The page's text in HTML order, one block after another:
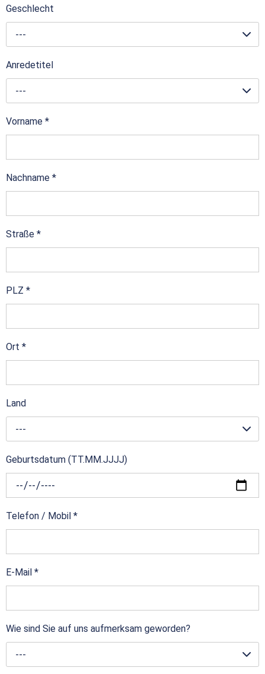
Geschlecht
---
Anredetitel
---
Vorname *
Nachname *
Straße *
PLZ *
Ort *
Land
---
Geburtsdatum (TT.MM.JJJJ)
Telefon / Mobil *
E-Mail *
Wie sind Sie auf uns aufmerksam geworden?
---